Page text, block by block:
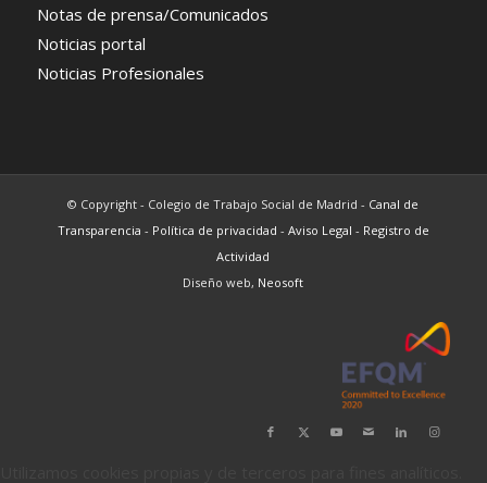
Notas de prensa/Comunicados
Noticias portal
Noticias Profesionales
© Copyright - Colegio de Trabajo Social de Madrid - Canal de
Transparencia - Política de privacidad - Aviso Legal - Registro de
Actividad
Diseño web, Neosoft